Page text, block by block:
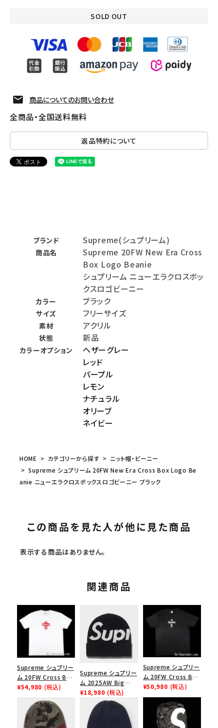
Follow us
SOLD OUT
商品についてのお問い合わせ
全商品・全国送料無料
返品特約について
ブランド Supreme(シュプリーム)
商品名
Supreme 20FW New Era Cross
Box Logo Beanie
シュプリーム ニューエラクロスボッ
クスロゴビーニー
カラー ブラック
サイズ フリーサイズ
素材 アクリル
状態 新品
カラーオプション
ヘザーグレー
レッド
パープル
レモン
ナチュラル
オリーブ
ネイビー
HOME カテゴリーから探す
ニット帽・ビーニー
Supreme シュプリーム 20FW New Era Cross Box Logo Be
anie ニューエラクロスボックスロゴビーニー ブラック
この商品を見た人が他に見た商品
表示する商品はありません。
関連商品
Supreme シュプリー
ム 20FW Cross Box
Logo Tee クロスボ
ワイト
¥54,980 (税込)
Supreme シュプリー
ム 2025AW Big
Logo Beanie ビッグ
ロゴビーニー ブラッ
¥18,980 (税込)
Supreme シュプリー
ム 20FW Cross Box
Logo Tee クロスボ
ックスロゴＴシャツ ブ
ラック
¥50,980 (税込)